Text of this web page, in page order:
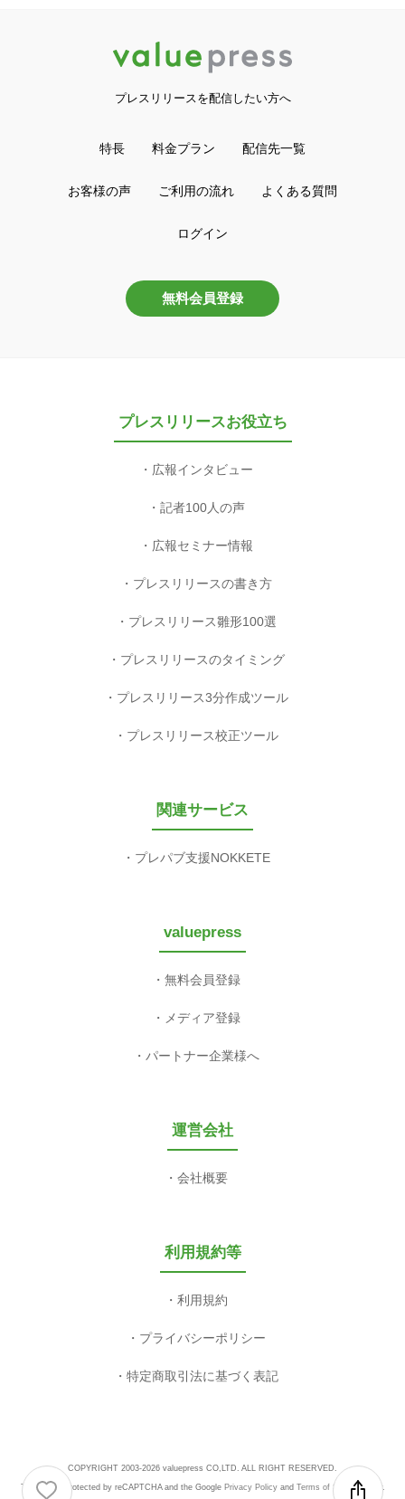
プレスリリースを配信したい方へ
特長 料金プラン 配信先一覧
お客様の声 ご利用の流れ よくある質問
ログイン
無料会員登録
プレスリリースお役立ち
広報インタビュー
記者100人の声
広報セミナー情報
プレスリリースの書き方
プレスリリース雛形100選
プレスリリースのタイミング
プレスリリース3分作成ツール
プレスリリース校正ツール
関連サービス
プレパブ支援NOKKETE
valuepress
無料会員登録
メディア登録
パートナー企業様へ
運営会社
会社概要
利用規約等
利用規約
プライバシーポリシー
特定商取引法に基づく表記
COPYRIGHT 2003-2026 valuepress CO,LTD. ALL RIGHT RESERVED.
This site is protected by reCAPTCHA and the Google Privacy Policyand Terms of Serviceapply.